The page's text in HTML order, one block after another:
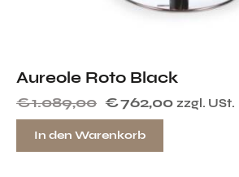
Aureole Roto Black
€1.089,00 €762,00 zzgl. USt.
In den Warenkorb